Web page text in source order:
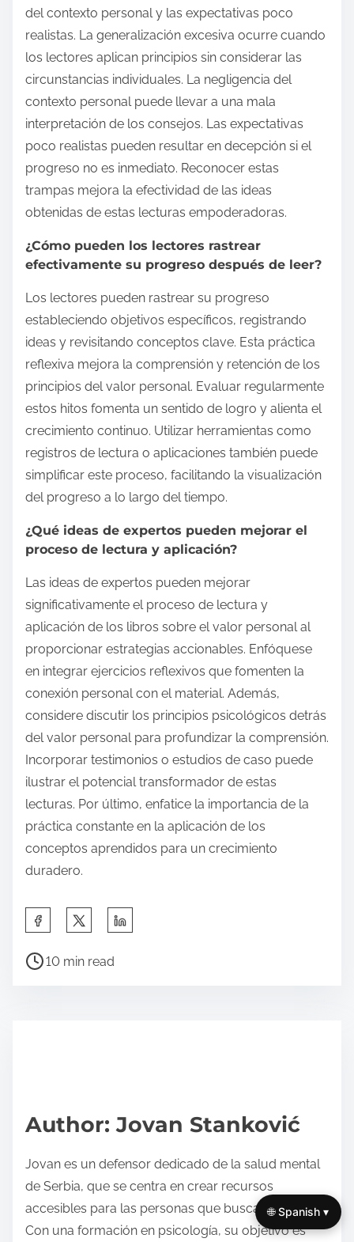
del contexto personal y las expectativas poco
realistas. La generalización excesiva ocurre cuando
los lectores aplican principios sin considerar las
circunstancias individuales. La negligencia del
contexto personal puede llevar a una mala
interpretación de los consejos. Las expectativas
poco realistas pueden resultar en decepción si el
progreso no es inmediato. Reconocer estas
trampas mejora la efectividad de las ideas
obtenidas de estas lecturas empoderadoras.
¿Cómo pueden los lectores rastrear
efectivamente su progreso después de leer?
Los lectores pueden rastrear su progreso
estableciendo objetivos específicos, registrando
ideas y revisitando conceptos clave. Esta práctica
reflexiva mejora la comprensión y retención de los
principios del valor personal. Evaluar regularmente
estos hitos fomenta un sentido de logro y alienta el
crecimiento continuo. Utilizar herramientas como
registros de lectura o aplicaciones también puede
simplificar este proceso, facilitando la visualización
del progreso a lo largo del tiempo.
¿Qué ideas de expertos pueden mejorar el
proceso de lectura y aplicación?
Las ideas de expertos pueden mejorar
significativamente el proceso de lectura y
aplicación de los libros sobre el valor personal al
proporcionar estrategias accionables. Enfóquese
en integrar ejercicios reflexivos que fomenten la
conexión personal con el material. Además,
considere discutir los principios psicológicos detrás
del valor personal para profundizar la comprensión.
Incorporar testimonios o estudios de caso puede
ilustrar el potencial transformador de estas
lecturas. Por último, enfatice la importancia de la
práctica constante en la aplicación de los
conceptos aprendidos para un crecimiento
duradero.
a
p
s
t
o
n
P
t
m
10 min read
Author: Jovan Stanković
Jovan es un defensor dedicado de la salud mental
de Serbia, que se centra en crear recursos
accesibles para las personas que buscan apoyo.
Con una formación en psicología, su objetivo es
🌐 Spanish ▾